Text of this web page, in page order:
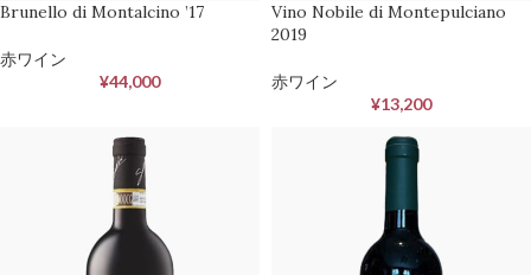
Brunello di Montalcino ’17
赤ワイン
¥44,000
Vino Nobile di Montepulciano
2019
赤ワイン
¥13,200